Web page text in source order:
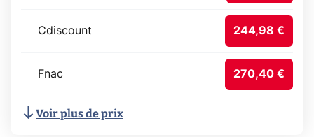
Cdiscount 244,98 €
Fnac 270,40 €
Voir plus de prix